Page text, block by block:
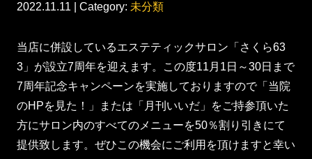
2022.11.11 | Category: 未分類
当店に併設しているエステティックサロン「さくら63
3」が設立7周年を迎えます。この度11月1日～30日まで
7周年記念キャンペーンを実施しておりますので「当院
のHPを見た！」または「月刊いいだ」をご持参頂いた
方にサロン内のすべてのメニューを50％割り引きにて
提供致します。ぜひこの機会にご利用を頂けますと幸い